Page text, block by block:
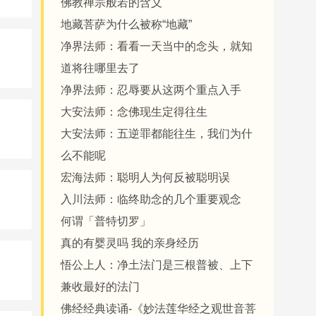
佛教禅宗般若的含义
地藏菩萨为什么被称“地藏”
净界法师：看看一天当中的念头，就知
道将往哪里去了
净界法师：忍辱要从这两个重点入手
大安法师：念佛现生定得往生
大安法师：五逆罪都能往生，我们为什
么不能呢
宏海法师：聪明人为何反被聪明误
入川法师：临终助念的几个重要观念
何谓「普特切罗」
真的有婴灵吗 我的亲身经历
悟公上人：净土法门是三根普被、上下
兼收最好的法门
佛经经典读诵-《妙法莲华经之观世音菩